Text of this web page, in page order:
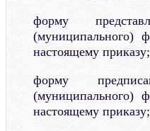
форму
(муниципального)
настоящему приказу;
форму
(муниципального)
настоящему приказу;